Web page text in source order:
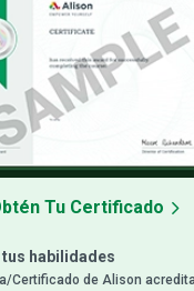
habilidades
Certificado de Alison
Tu Certificado